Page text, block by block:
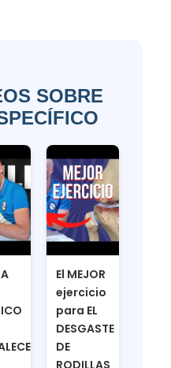
SOBRE
El MEJOR
ejercicio
para EL
DESGASTE
DE